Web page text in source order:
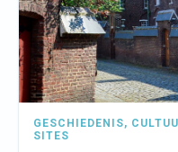
GESCHIEDENIS,
SITES